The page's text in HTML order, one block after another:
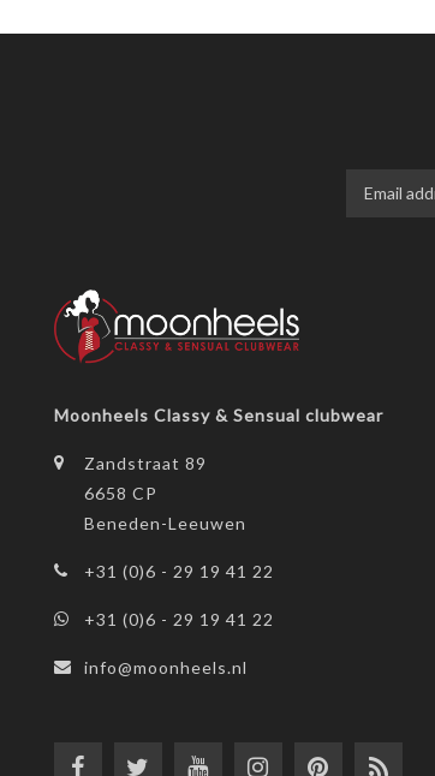
Moonheels Classy & Sensual clubwear
Zandstraat 89
6658 CP
Beneden-Leeuwen
+31 (0)6 - 29 19 41 22
+31 (0)6 - 29 19 41 22
info@moonheels.nl